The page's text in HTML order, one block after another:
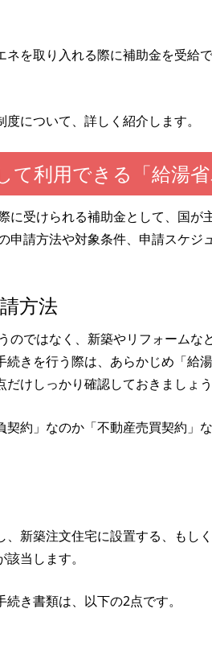
を取り入れる際に補助金を受給
について、詳しく紹介します。
利用できる「給湯省
に受けられる補助金として、国が
請方法や対象条件、申請スケジ
方法
のではなく、新築やリフォームな
きを行う際は、あらかじめ「給
けしっかり確認しておきましょう
約」なのか「不動産売買契約」
、新築注文住宅に設置する、もし
当します。
き書類は、以下の2点です。